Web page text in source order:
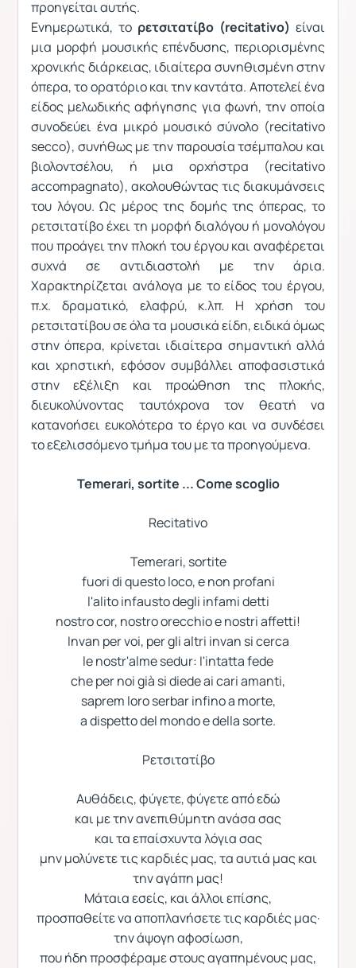
προηγείται αυτής.
Ενημερωτικά, το ρετσιτατίβο (recitativo) είναι
μια μορφή μουσικής επένδυσης, περιορισμένης
χρονικής διάρκειας, ιδιαίτερα συνηθισμένη στην
όπερα, το ορατόριο και την καντάτα. Αποτελεί ένα
είδος μελωδικής αφήγησης για φωνή, την οποία
συνοδεύει ένα μικρό μουσικό σύνολο (recitativo
secco), συνήθως με την παρουσία τσέμπαλου και
βιολοντσέλου, ή μια ορχήστρα (recitativo
accompagnato), ακολουθώντας τις διακυμάνσεις
του λόγου. Ως μέρος της δομής της όπερας, το
ρετσιτατίβο έχει τη μορφή διαλόγου ή μονολόγου
που προάγει την πλοκή του έργου και αναφέρεται
συχνά σε αντιδιαστολή με την άρια.
Χαρακτηρίζεται ανάλογα με το είδος του έργου,
π.χ. δραματικό, ελαφρύ, κ.λπ. Η χρήση του
ρετσιτατίβου σε όλα τα μουσικά είδη, ειδικά όμως
στην όπερα, κρίνεται ιδιαίτερα σημαντική αλλά
και χρηστική, εφόσον συμβάλλει αποφασιστικά
στην εξέλιξη και προώθηση της πλοκής,
διευκολύνοντας ταυτόχρονα τον θεατή να
κατανοήσει ευκολότερα το έργο και να συνδέσει
το εξελισσόμενο τμήμα του με τα προηγούμενα.
Temerari, sortite ... Come scoglio
Recitativo
Temerari, sortite
fuori di questo loco, e non profani
l'alito infausto degli infami detti
nostro cor, nostro orecchio e nostri affetti!
Invan per voi, per gli altri invan si cerca
le nostr'alme sedur: I'intatta fede
che per noi già si diede ai cari amanti,
saprem loro serbar infino a morte,
a dispetto del mondo e della sorte.
Ρετσιτατίβο
Αυθάδεις, φύγετε, φύγετε από εδώ
και με την ανεπιθύμητη ανάσα σας
και τα επαίσχυντα λόγια σας
μην μολύνετε τις καρδιές μας, τα αυτιά μας και
την αγάπη μας!
Μάταια εσείς, και άλλοι επίσης,
προσπαθείτε να αποπλανήσετε τις καρδιές μας·
την άψογη αφοσίωση,
που ήδη προσφέραμε στους αγαπημένους μας,